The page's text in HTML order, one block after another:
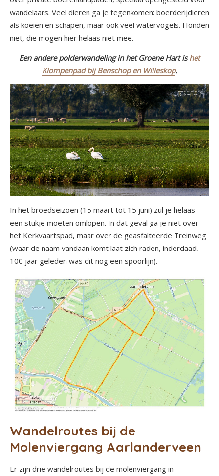
wandelaars. Veel dieren ga je tegenkomen: boerderijdieren
als koeien en schapen, maar ook veel watervogels. Honden
niet, die mogen hier helaas niet mee.
Een andere polderwandeling in het Groene Hart ishet
Klompenpad bij Benschop en Willeskop.
In het broedseizoen (15 maart tot 15 juni) zul je helaas
een stukje moeten omlopen. In dat geval ga je niet over
het Kerkvaartspad, maar over de geasfalteerde Treinweg
(waar de naam vandaan komt laat zich raden, inderdaad,
100 jaar geleden was dit nog een spoorlijn).
Wandelroutes bij de
Molenviergang Aarlanderveen
Er zijn drie wandelroutes bij de molenviergang in